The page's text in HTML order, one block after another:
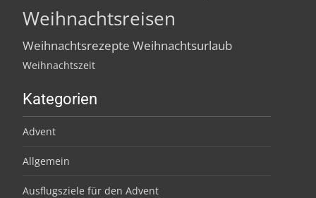
Weihnachtsreisen
Weihnachtsrezepte Weihnachtsurlaub
Weihnachtszeit
Kategorien
Advent
Allgemein
Ausflugsziele für den Advent